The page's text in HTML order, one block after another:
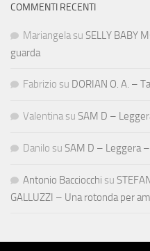
COMMENTI RECENTI
Mariangela su SELLY BABY
guarda
Fabrizio su DORIAN O. A. –
Valentina su SAM D –
Danilo su SAM D – Leggera
Antonio Bacciocchi su
GALLUZZI – Una rotonda per